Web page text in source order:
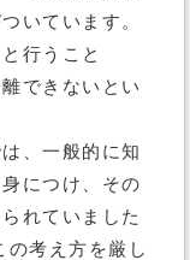
いています。
行うこと
できないとい
、一般的に知
につけ、その
れていました
の考え方を厳し